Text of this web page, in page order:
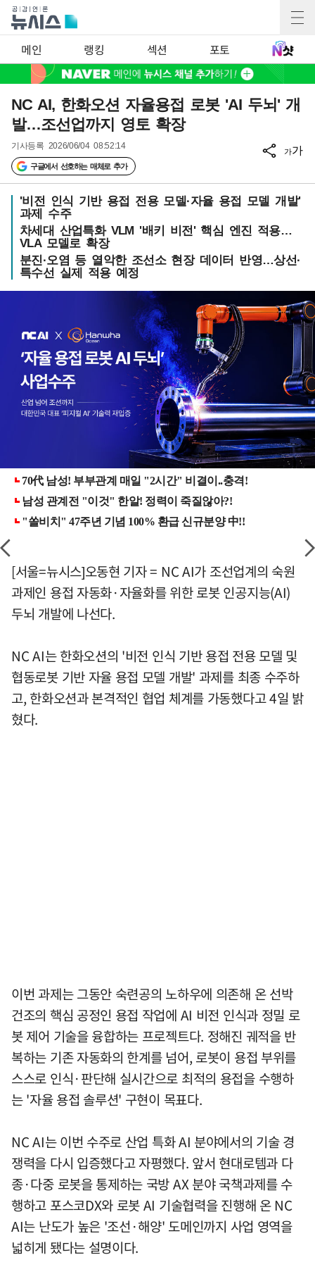
메인 랭킹 섹션 포토
NC AI, 한화오션 자율용접 로봇 'AI 두뇌' 개
발…조선업까지 영토 확장
기사등록 2026/06/04 08:52:14
구글에서 선호하는 매체로 추가
가가
'비전 인식 기반 용접 전용 모델·자율 용접 모델 개발'
과제 수주
차세대 산업특화 VLM '배키 비전' 핵심 엔진 적용…
VLA 모델로 확장
분진·오염 등 열악한 조선소 현장 데이터 반영…상선·
특수선 실제 적용 예정
[서울=뉴시스]오동현 기자 = NC AI가 조선업계의 숙원
과제인 용접 자동화·자율화를 위한 로봇 인공지능(AI)
두뇌 개발에 나선다.
NC AI는 한화오션의 '비전 인식 기반 용접 전용 모델 및
협동로봇 기반 자율 용접 모델 개발' 과제를 최종 수주하
고, 한화오션과 본격적인 협업 체계를 가동했다고 4일 밝
혔다.
이번 과제는 그동안 숙련공의 노하우에 의존해 온 선박
건조의 핵심 공정인 용접 작업에 AI 비전 인식과 정밀 로
봇 제어 기술을 융합하는 프로젝트다. 정해진 궤적을 반
복하는 기존 자동화의 한계를 넘어, 로봇이 용접 부위를
스스로 인식·판단해 실시간으로 최적의 용접을 수행하
는 '자율 용접 솔루션' 구현이 목표다.
NC AI는 이번 수주로 산업 특화 AI 분야에서의 기술 경
쟁력을 다시 입증했다고 자평했다. 앞서 현대로템과 다
종·다중 로봇을 통제하는 국방 AX 분야 국책과제를 수
행하고 포스코DX와 로봇 AI 기술협력을 진행해 온 NC
AI는 난도가 높은 '조선·해양' 도메인까지 사업 영역을
넓히게 됐다는 설명이다.